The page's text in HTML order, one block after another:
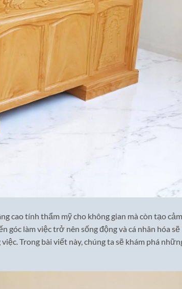
cao tính thẩm mỹ cho không gian mà còn tạo cảm
góc làm việc trở nên sống động và cá nhân hóa sẽ
Trong bài viết này, chúng ta sẽ khám phá